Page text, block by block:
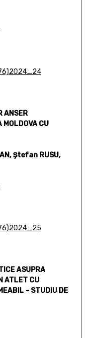
ANSER
MOLDOVA CU
Ștefan RUSU,
ASUPRA
ATLET CU
– STUDIU DE